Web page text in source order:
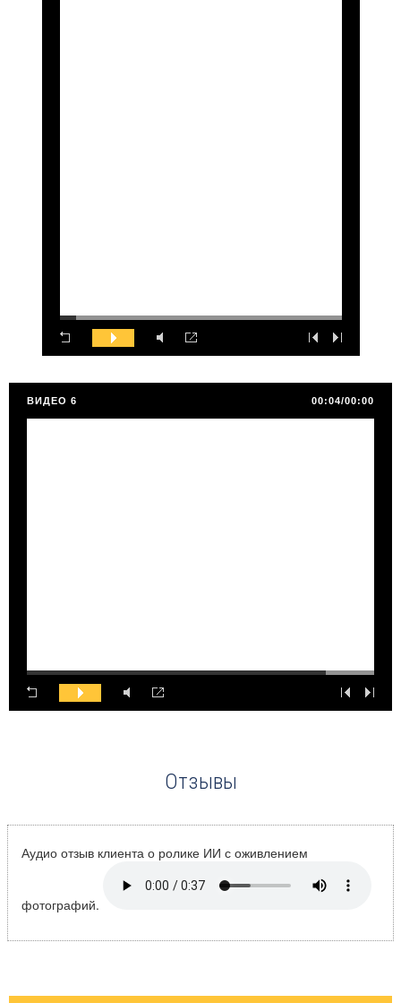
ВИДЕО 6 00:04/00:00
Отзывы
Аудио отзыв клиента о ролике ИИ с оживлением
фотографий.